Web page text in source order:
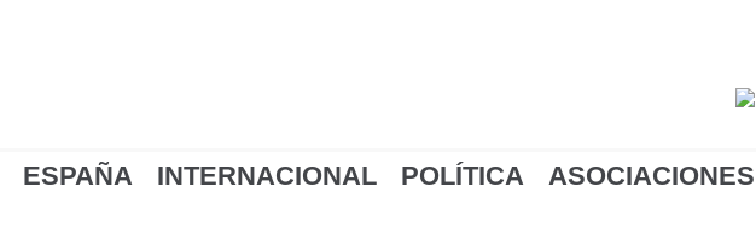
ESPAÑA INTERNACIONAL POLÍTICA ASOCIACIONES